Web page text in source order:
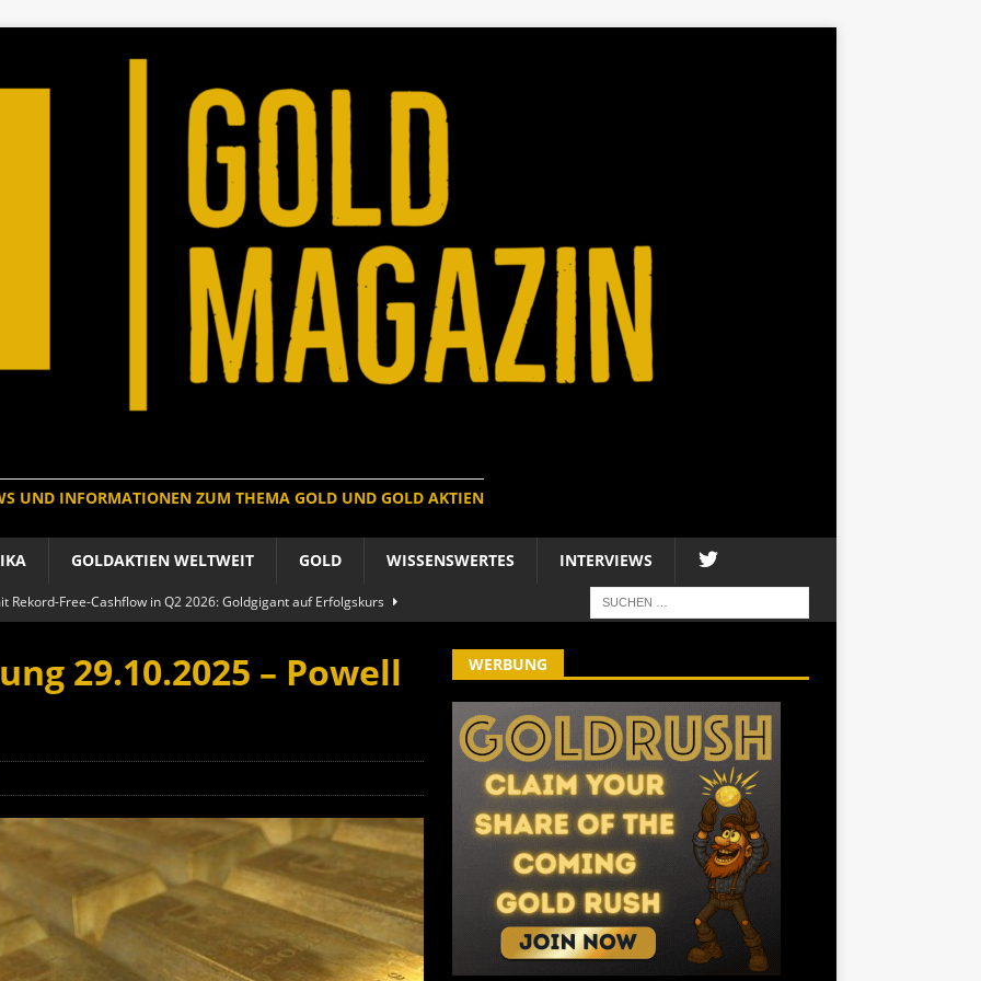
UND INFORMATIONEN ZUM THEMA GOLD UND GOLD AKTIEN
GOLDAKTIEN WELTWEIT GOLD WISSENSWERTES INTERVIEWS
Rekord-Free-Cashflow in Q2 2026: Goldgigant auf Erfolgskurs
der Welt baut um: Newmont vor Befreiungsschlag
Aktie: Umbau in Skandinavien nach Schweden-Deal
boomen nach Preissturz: Asien kauft physisch GOLD
29.10.2025 – Powell
WERBUNG